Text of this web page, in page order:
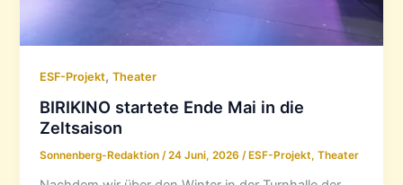
ESF-Projekt,Theater
BIRIKINO startete Ende Mai in die
Zeltsaison
Sonnenberg-Redaktion/24 Juni, 2026/ ESF-Projekt,Theater